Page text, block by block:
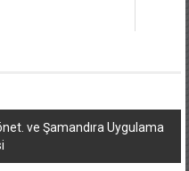
ve Şamandıra Uygulama